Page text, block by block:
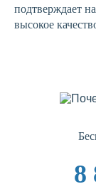
8
подтверждает
высокое